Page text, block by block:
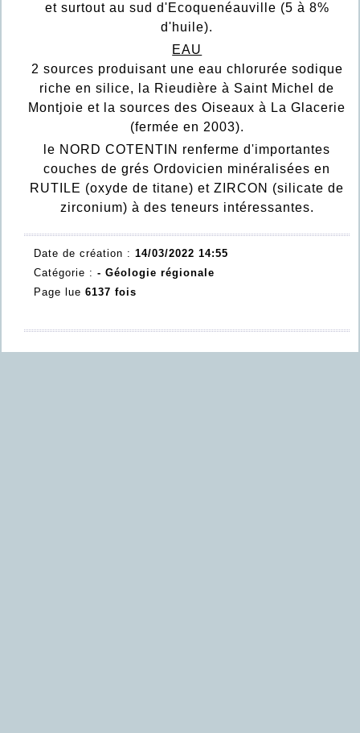
et surtout au sud d'Ecoquenéauville (5 à 8%
d'huile).
EAU
2 sources produisant une eau chlorurée sodique
riche en silice, la Rieudière à Saint Michel de
Montjoie et la sources des Oiseaux à La Glacerie
(fermée en 2003).
le NORD COTENTIN renferme d'importantes
couches de grés Ordovicien minéralisées en
RUTILE (oxyde de titane) et ZIRCON (silicate de
zirconium) à des teneurs intéressantes.
Date de création : 14/03/2022 14:55
Catégorie : - Géologie régionale
Page lue 6137 fois